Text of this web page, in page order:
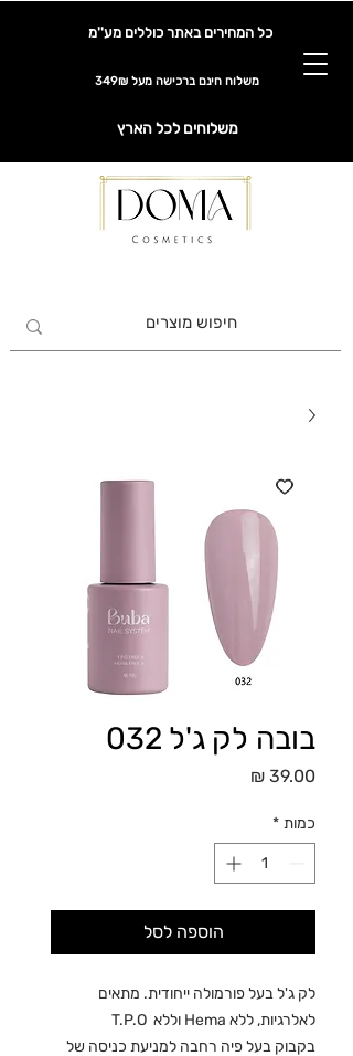
כל המחירים באתר כוללים מע''מ
משלוח חינם ברכישה מעל 349₪
משלוחים לכל הארץ
בובה לק ג'ל 032
כמות *
הוספה לסל
לק ג'ל בעל פורמולה ייחודית. מתאים
לאלרגיות, ללא Hema וללא T.P.O
בקבוק בעל פיה רחבה למניעת כניסה של